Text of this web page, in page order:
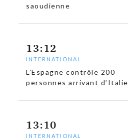
saoudienne
13:12
INTERNATIONAL
L’Espagne contrôle 200
personnes arrivant d’Italie
13:10
INTERNATIONAL